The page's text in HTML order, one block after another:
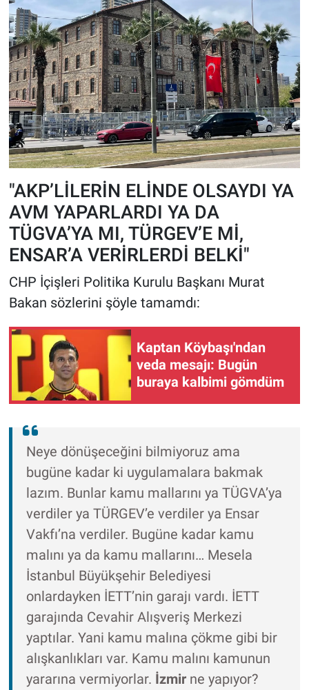
"AKP’LİLERİN ELİNDE OLSAYDI YA
AVM YAPARLARDI YA DA
TÜGVA’YA MI, TÜRGEV’E Mİ,
ENSAR’A VERİRLERDİ BELKİ"
CHP İçişleri Politika Kurulu Başkanı Murat
Bakan sözlerini şöyle tamamdı:
Kaptan Köybaşı'ndan
veda mesajı: Bugün
buraya kalbimi gömdüm
Neye dönüşeceğini bilmiyoruz ama
bugüne kadar ki uygulamalara bakmak
lazım. Bunlar kamu mallarını ya TÜGVA’ya
verdiler ya TÜRGEV’e verdiler ya Ensar
Vakfı’na verdiler. Bugüne kadar kamu
malını ya da kamu mallarını… Mesela
İstanbul Büyükşehir Belediyesi
onlardayken İETT’nin garajı vardı. İETT
garajında Cevahir Alışveriş Merkezi
yaptılar. Yani kamu malına çökme gibi bir
alışkanlıkları var. Kamu malını kamunun
yararına vermiyorlar. İzmir ne yapıyor?